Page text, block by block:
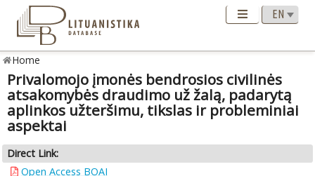
Home
Privalomojo įmonės bendrosios civilinės
atsakomybės draudimo už žalą, padarytą
aplinkos užteršimu, tikslas ir probleminiai
aspektai
Direct Link:
Open Access BOAI